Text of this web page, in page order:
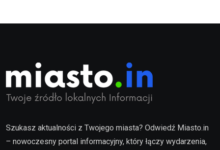
Szukasz aktualności z Twojego miasta? Odwiedź Miasto.in
– nowoczesny portal informacyjny, który łączy wydarzenia,